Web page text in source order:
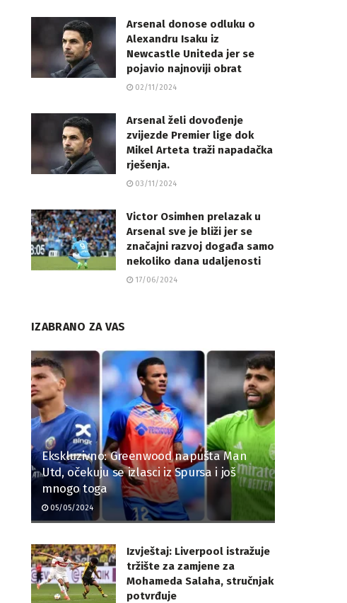
Arsenal donose odluku o
Alexandru Isaku iz
Newcastle Uniteda jer se
pojavio najnoviji obrat
02/11/2024
Arsenal želi dovođenje
zvijezde Premier lige dok
Mikel Arteta traži napadačka
rješenja.
03/11/2024
Victor Osimhen prelazak u
Arsenal sve je bliži jer se
značajni razvoj događa samo
nekoliko dana udaljenosti
17/06/2024
IZABRANO ZA VAS
Ekskluzivno: Greenwood napušta Man
Utd, očekuju se izlasci iz Spursa i još
mnogo toga
05/05/2024
Izvještaj: Liverpool istražuje
tržište za zamjene za
Mohameda Salaha, stručnjak
potvrđuje